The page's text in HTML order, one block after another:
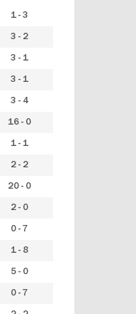
1 - 3
3 - 2
3 - 1
3 - 1
3 - 4
16 - 0
1 - 1
2 - 2
20 - 0
2 - 0
0 - 7
1 - 8
5 - 0
0 - 7